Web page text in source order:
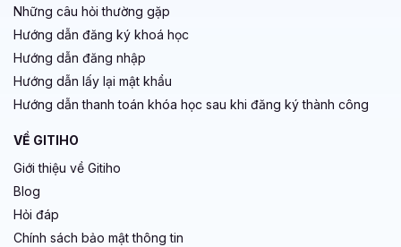
Những câu hỏi thường gặp
Hướng dẫn đăng ký khoá học
Hướng dẫn đăng nhập
Hướng dẫn lấy lại mật khẩu
Hướng dẫn thanh toán khóa học sau khi đăng ký thành công
VỀ GITIHO
Giới thiệu về Gitiho
Blog
Hỏi đáp
Chính sách bảo mật thông tin